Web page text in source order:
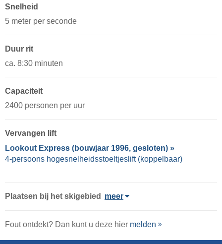
Snelheid
5 meter per seconde
Duur rit
ca. 8:30 minuten
Capaciteit
2400 personen per uur
Vervangen lift
Lookout Express (bouwjaar 1996, gesloten) »
4-persoons hogesnelheidsstoeltjeslift (koppelbaar)
Plaatsen bij het skigebied meer
Fout ontdekt? Dan kunt u deze hier melden